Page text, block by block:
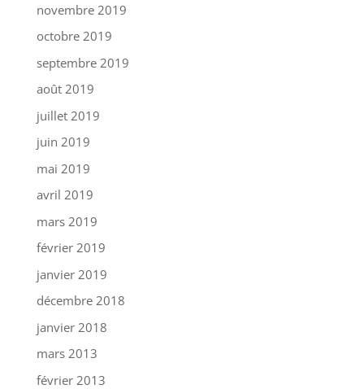
novembre 2019
octobre 2019
septembre 2019
août 2019
juillet 2019
juin 2019
mai 2019
avril 2019
mars 2019
février 2019
janvier 2019
décembre 2018
janvier 2018
mars 2013
février 2013